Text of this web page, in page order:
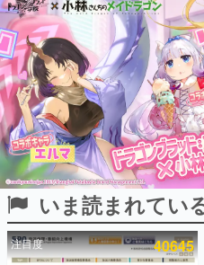
ピックアップ
電ファミのいま読まれている記
アプリセール情報
インタビュー
連載・特集一覧
殿堂入り記事
SNS拡散数が数千以
ど。多くの人々に読
事をまとめました。
いま読まれてい
注目度 40645